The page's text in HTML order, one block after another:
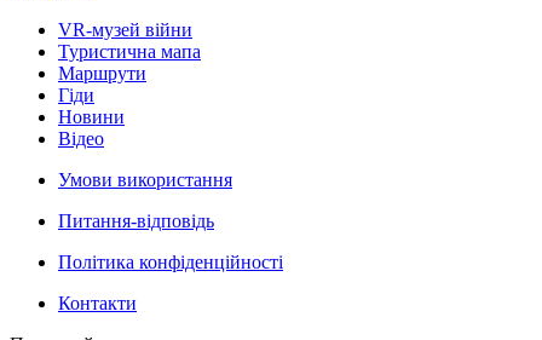
VR-музей війни
Туристична мапа
Маршрути
Гіди
Новини
Відео
Умови використання
Питання-відповідь
Політика конфіденційності
Контакти